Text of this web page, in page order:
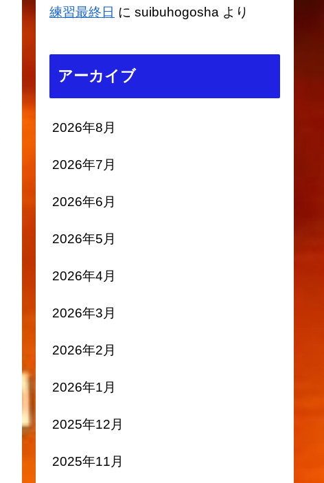
練習最終日 に suibuhogosha より
アーカイブ
2026年8月
2026年7月
2026年6月
2026年5月
2026年4月
2026年3月
2026年2月
2026年1月
2025年12月
2025年11月